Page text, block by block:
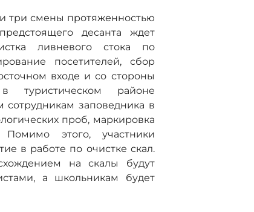
три смены протяженностью
десанта ждет
ливневого стока по
посетителей, сбор
входе и со стороны
туристическом районе
заповедника в
проб, маркировка
этого, участники
в работе по очистке скал.
на скалы будут
а школьникам будет